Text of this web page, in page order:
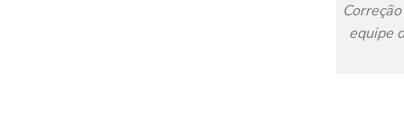
equipe